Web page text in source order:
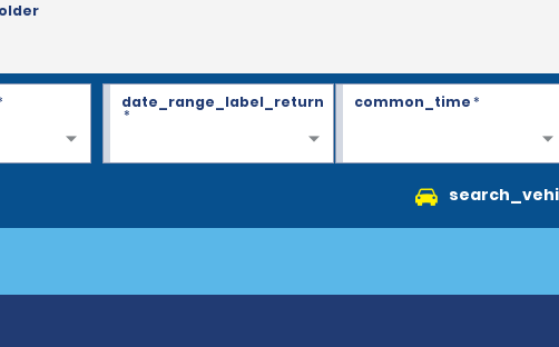
date_range_label_return
*
common_time*